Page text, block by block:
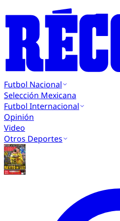
Futbol Nacional
Selección Mexicana
Futbol Internacional
Opinión
Video
Otros Deportes